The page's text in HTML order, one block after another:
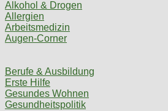
Alkohol & Drogen
Allergien
Arbeitsmedizin
Augen-Corner
Berufe & Ausbildung
Erste Hilfe
Gesundes Wohnen
Gesundheitspolitik